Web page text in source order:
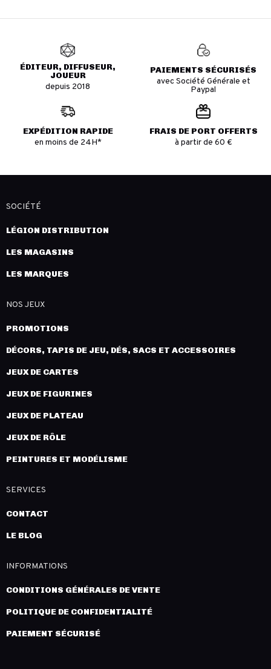
ÉDITEUR, DIFFUSEUR,
JOUEUR
depuis 2018
PAIEMENTS SÉCURISÉS
avec Société Générale et
Paypal
EXPÉDITION RAPIDE
en moins de 24H*
FRAIS DE PORT OFFERTS
à partir de 60 €
SOCIÉTÉ
LÉGION DISTRIBUTION
LES MAGASINS
LES MARQUES
NOS JEUX
PROMOTIONS
DÉCORS, TAPIS DE JEU, DÉS, SACS ET ACCESSOIRES
JEUX DE CARTES
JEUX DE FIGURINES
JEUX DE PLATEAU
JEUX DE RÔLE
PEINTURES ET MODÉLISME
SERVICES
CONTACT
LE BLOG
INFORMATIONS
CONDITIONS GÉNÉRALES DE VENTE
POLITIQUE DE CONFIDENTIALITÉ
PAIEMENT SÉCURISÉ